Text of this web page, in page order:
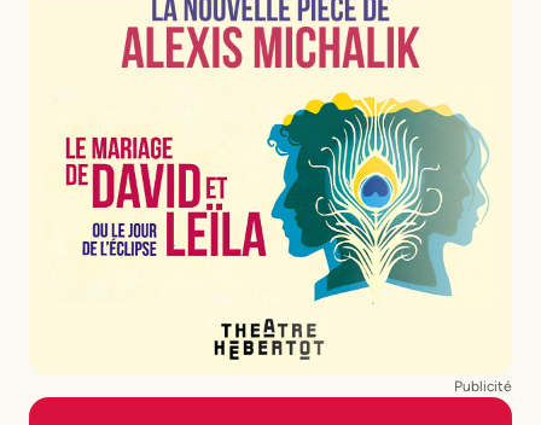
Publicité